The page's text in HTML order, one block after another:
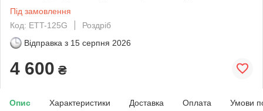
Під замовлення
Код: ETT-125G
Роздріб
Відправка з 15 серпня 2026
4 600 ₴
Опис Характеристики Доставка Оплата Умови